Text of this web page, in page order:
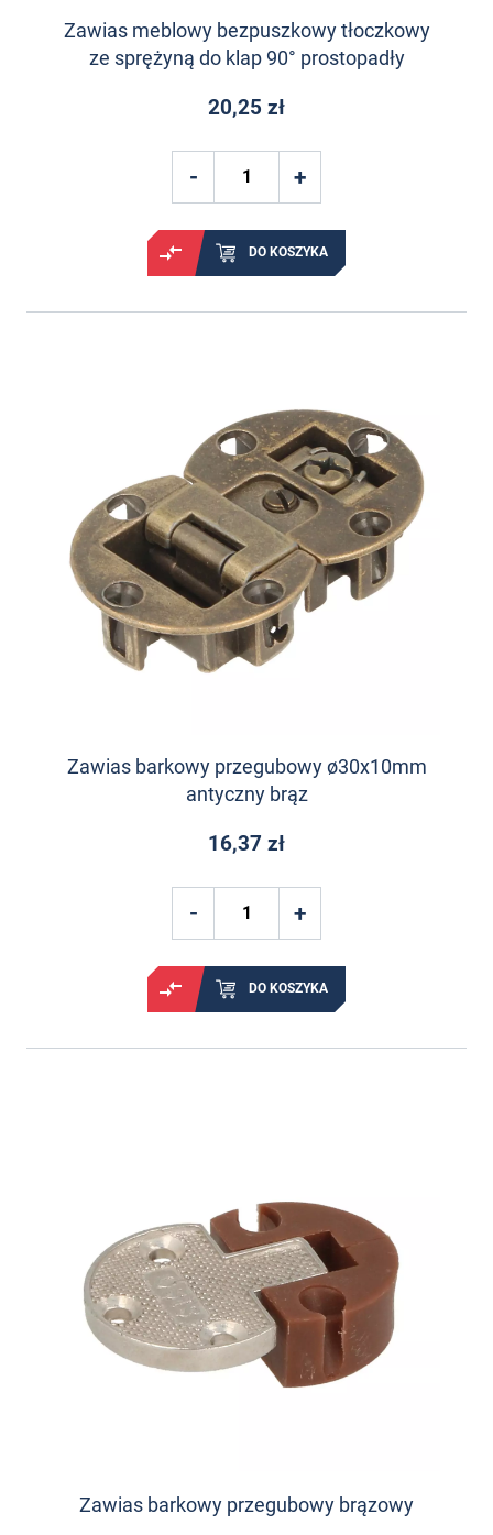
Zawias meblowy bezpuszkowy tłoczkowy
ze sprężyną do klap 90° prostopadły
20,25 zł
DO KOSZYKA
Zawias barkowy przegubowy ø30x10mm
antyczny brąz
16,37 zł
DO KOSZYKA
Zawias barkowy przegubowy brązowy